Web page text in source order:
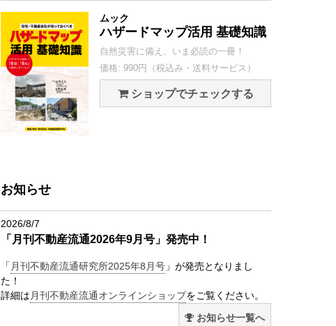
ムック
ハザードマップ活用 基礎知識
自然災害に備え、いま必読の一冊！
価格: 990円（税込み・送料サービス）
ショップでチェックする
お知らせ
2026/8/7
「月刊不動産流通2026年9月号」発売中！
「 月刊不動産流通研究所2025年8月号 」が発売となりまし
た！
詳細は 月刊不動産流通オンラインショップをご覧ください。
お知らせ一覧へ